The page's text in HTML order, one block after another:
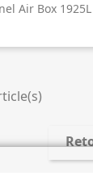
Air Box 1925L